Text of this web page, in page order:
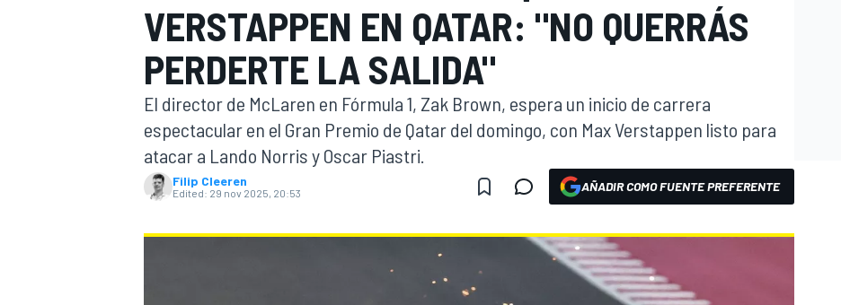
FÓRMULA E MOTO
NASCARINDYCARSPORTSCAR
VERSTAPPEN EN QATAR: "NO QUERRÁS
PERDERTE LA SALIDA"
El director de McLaren en Fórmula 1, Zak Brown, espera un inicio de carrera
espectacular en el Gran Premio de Qatar del domingo, con Max Verstappen listo para
atacar a Lando Norris y Oscar Piastri.
Filip Cleeren
Edited: 29 nov 2025, 20:53 AÑADIR COMO FUENTE PREFERENTE